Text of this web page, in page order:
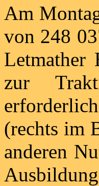
Am
von 248
Letmather
zur
(rechts im
anderen